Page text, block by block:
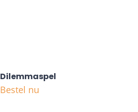
Dilemmaspel
Bestel nu